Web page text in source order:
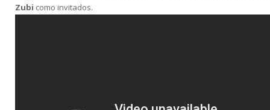
Zubi como invitados.